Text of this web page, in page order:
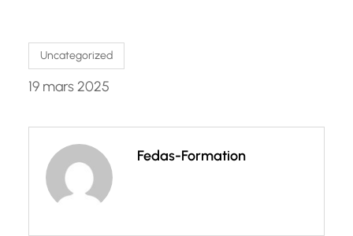
Uncategorized
19 mars 2025
Fedas-Formation